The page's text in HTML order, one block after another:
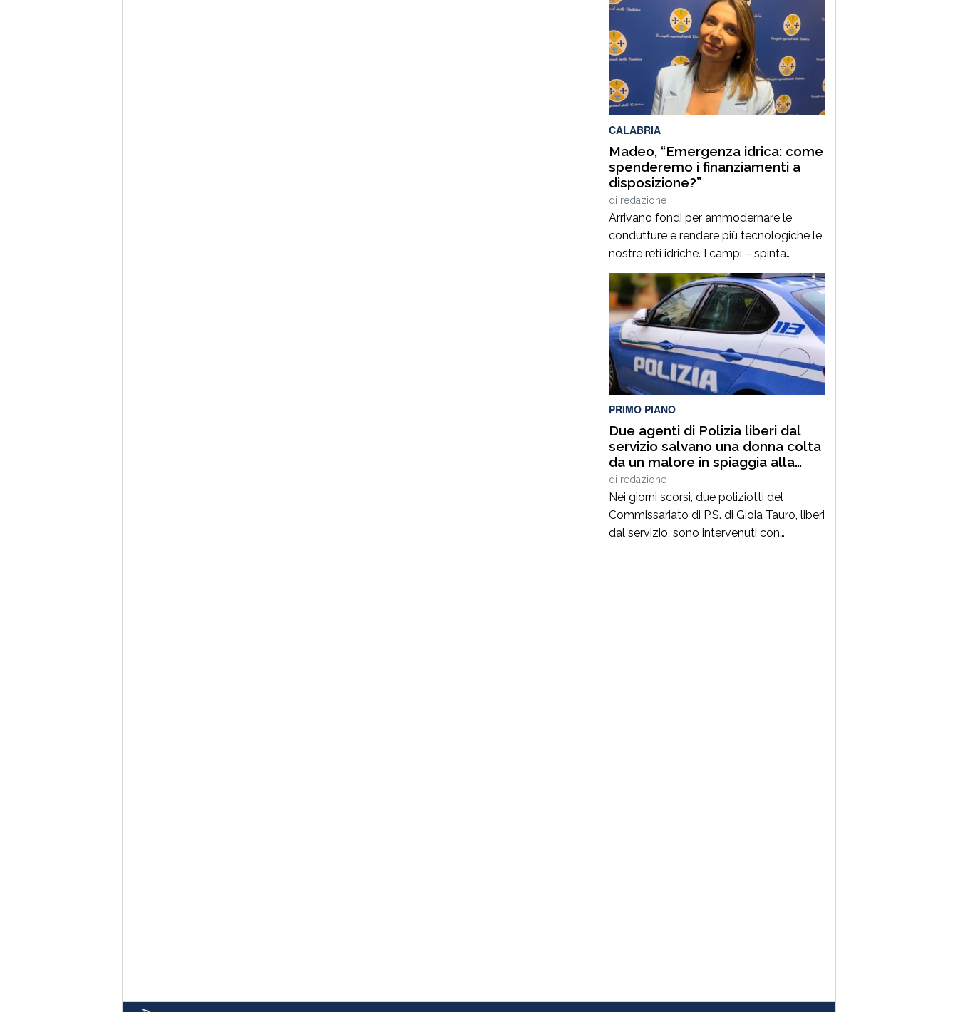
Cittanova, con il patrocinio e il contributo
del Comune.Il concerto, in programma
lunedì 10 agosto in piazza Tommaso
Campanella, rappresenta uno degli
appuntamenti clou della manifestazione,
che da venticinque edizioni unisce
tradizione gastronomica e musica […]
CALABRIA
Madeo, “Emergenza idrica: come
spenderemo i finanziamenti a
disposizione?”
di redazione
Arrivano fondi per ammodernare le
condutture e rendere più tecnologiche le
nostre reti idriche. I campi – spinta
primaria per l’economia della Calabria –
sono a secco così come le città. È un
problema per l’agricoltura ma anche per
il regolare servizio idrico ai cittadini. La
situazione si ripropone ciclicamente ed è
da questo inverno […]
PRIMO PIANO
Due agenti di Polizia liberi dal
servizio salvano una donna colta
da un malore in spiaggia alla
Tonnara di Palmi
di redazione
Nei giorni scorsi, due poliziotti del
Commissariato di P.S. di Gioia Tauro, liberi
dal servizio, sono intervenuti con